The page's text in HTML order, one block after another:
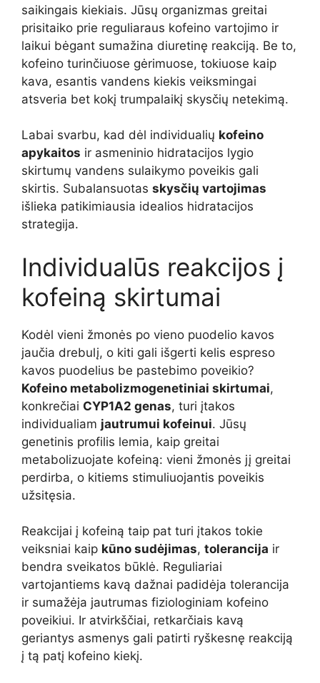
saikingais kiekiais. Jūsų organizmas greitai
prisitaiko prie reguliaraus kofeino vartojimo ir
laikui bėgant sumažina diuretinę reakciją. Be to,
kofeino turinčiuose gėrimuose, tokiuose kaip
kava, esantis vandens kiekis veiksmingai
atsveria bet kokį trumpalaikį skysčių netekimą.
Labai svarbu, kad dėl individualių kofeino
apykaitos ir asmeninio hidratacijos lygio
skirtumų vandens sulaikymo poveikis gali
skirtis. Subalansuotas skysčių vartojimas
išlieka patikimiausia idealios hidratacijos
strategija.
Individualūs reakcijos į
kofeiną skirtumai
Kodėl vieni žmonės po vieno puodelio kavos
jaučia drebulį, o kiti gali išgerti kelis espreso
kavos puodelius be pastebimo poveikio?
Kofeino metabolizmogenetiniai skirtumai,
konkrečiai CYP1A2 genas, turi įtakos
individualiam jautrumui kofeinui. Jūsų
genetinis profilis lemia, kaip greitai
metabolizuojate kofeiną: vieni žmonės jį greitai
perdirba, o kitiems stimuliuojantis poveikis
užsitęsia.
Reakcijai į kofeiną taip pat turi įtakos tokie
veiksniai kaip kūno sudėjimas, tolerancija ir
bendra sveikatos būklė. Reguliariai
vartojantiems kavą dažnai padidėja tolerancija
ir sumažėja jautrumas fiziologiniam kofeino
poveikiui. Ir atvirkščiai, retkarčiais kavą
geriantys asmenys gali patirti ryškesnę reakciją
į tą patį kofeino kiekį.